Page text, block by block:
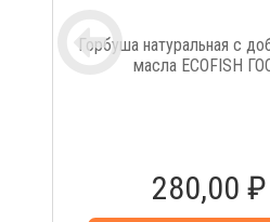
Горбуша натуральная с
масла ECOFISH
280,00 ₽